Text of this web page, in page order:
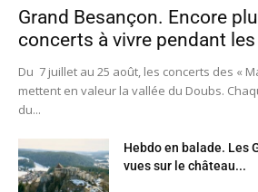
Grand Besançon. Encore
concerts à vivre pendant
Du 7 juillet au 25 août, les concerts des «
mettent en valeur la vallée du Doubs.
du...
Hebdo en balade. Les
vues sur le château...